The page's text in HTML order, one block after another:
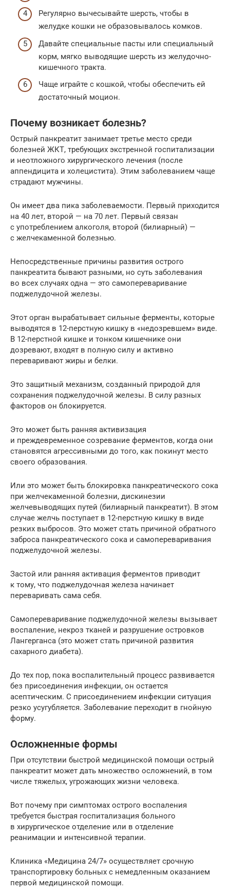
Регулярно вычесывайте шерсть, чтобы в
желудке кошки не образовывалось комков.
Давайте специальные пасты или специальный
корм, мягко выводящие шерсть из желудочно-
кишечного тракта.
Чаще играйте с кошкой, чтобы обеспечить ей
достаточный моцион.
Почему возникает болезнь?
Острый панкреатит занимает третье место среди
болезней ЖКТ, требующих экстренной госпитализации
и неотложного хирургического лечения (после
аппендицита и холецистита). Этим заболеванием чаще
страдают мужчины.
Он имеет два пика заболеваемости. Первый приходится
на 40 лет, второй — на 70 лет. Первый связан
с употреблением алкоголя, второй (билиарный) —
с желчекаменной болезнью.
Непосредственные причины развития острого
панкреатита бывают разными, но суть заболевания
во всех случаях одна — это самопереваривание
поджелудочной железы.
Этот орган вырабатывает сильные ферменты, которые
выводятся в 12-перстную кишку в «недозревшем» виде.
В 12-перстной кишке и тонком кишечнике они
дозревают, входят в полную силу и активно
переваривают жиры и белки.
Это защитный механизм, созданный природой для
сохранения поджелудочной железы. В силу разных
факторов он блокируется.
Это может быть ранняя активизация
и преждевременное созревание ферментов, когда они
становятся агрессивными до того, как покинут место
своего образования.
Или это может быть блокировка панкреатического сока
при желчекаменной болезни, дискинезии
желчевыводящих путей (билиарный панкреатит). В этом
случае желчь поступает в 12-перстную кишку в виде
резких выбросов. Это может стать причиной обратного
заброса панкреатического сока и самопереваривания
поджелудочной железы.
Застой или ранняя активация ферментов приводит
к тому, что поджелудочная железа начинает
переваривать сама себя.
Самопереваривание поджелудочной железы вызывает
воспаление, некроз тканей и разрушение островков
Лангерганса (это может стать причиной развития
сахарного диабета).
До тех пор, пока воспалительный процесс развивается
без присоединения инфекции, он остается
асептическим. С присоединением инфекции ситуация
резко усугубляется. Заболевание переходит в гнойную
форму.
Осложненные формы
При отсутствии быстрой медицинской помощи острый
панкреатит может дать множество осложнений, в том
числе тяжелых, угрожающих жизни человека.
Вот почему при симптомах острого воспаления
требуется быстрая госпитализация больного
в хирургическое отделение или в отделение
реанимации и интенсивной терапии.
Клиника «Медицина 24/7» осуществляет срочную
транспортировку больных с немедленным оказанием
первой медицинской помощи.